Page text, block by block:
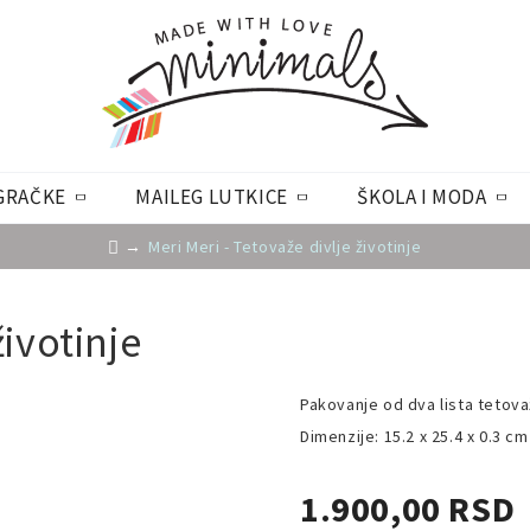
MAILEG LUTKICE ŠKOLA I MODA
Meri Meri - Tetovaže divlje životinje
Pakovanje od dva lista
Dimenzije: 15.2 x 25.4 x 0.3 cm
1.900,00 RSD